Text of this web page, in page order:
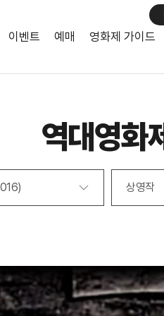
이벤트 예매 영화제 가이드
역대영화제
상영작